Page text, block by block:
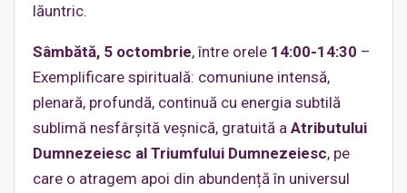
lăuntric.
Sâmbătă, 5 octombrie, între orele 14:00-14:30 –
Exemplificare spirituală: comuniune intensă,
plenară, profundă, continuă cu energia subtilă
sublimă nesfârșită veșnică, gratuită a Atributului
Dumnezeiesc al Triumfului Dumnezeiesc, pe
care o atragem apoi din abundență în universul